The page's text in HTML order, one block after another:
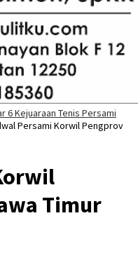
6 Kejuaraan Tenis Persami
Persami Korwil Pengprov
Timur